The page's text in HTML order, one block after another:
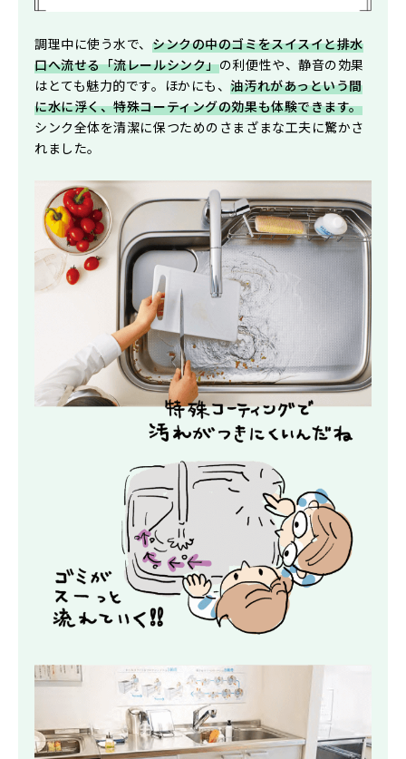
調理中に使う水で、シンクの中のゴミをスイスイと排水
口へ流せる「流レールシンク」の利便性や、静音の効果
はとても魅力的です。ほかにも、油汚れがあっという間
に水に浮く、特殊コーティングの効果も体験できます。
シンク全体を清潔に保つためのさまざまな工夫に驚かさ
れました。